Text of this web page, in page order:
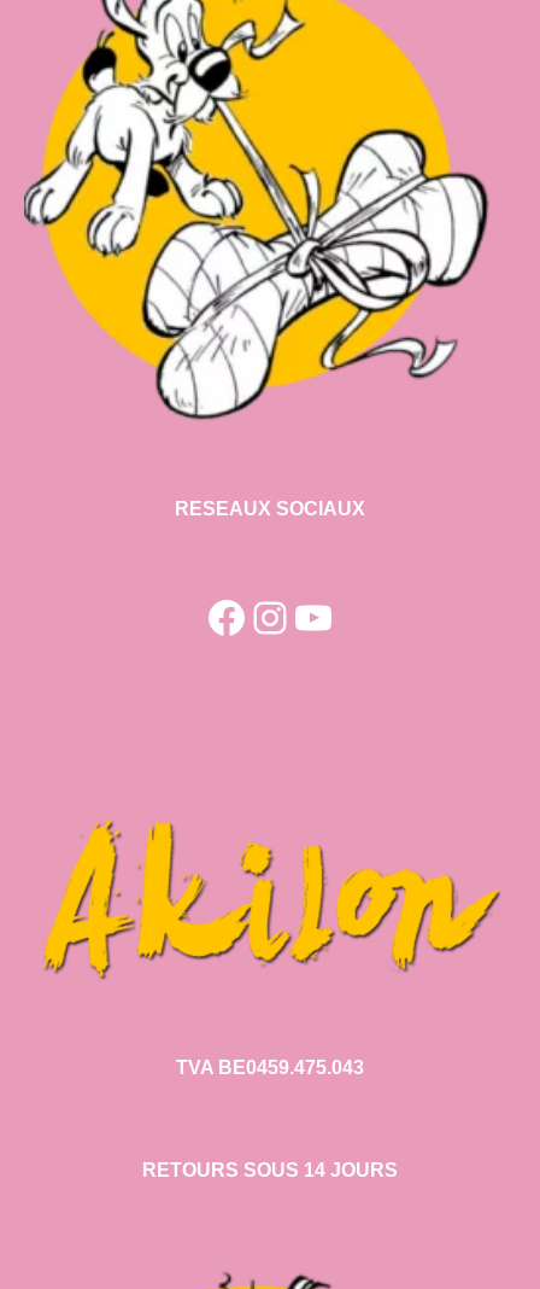
RESEAUX SOCIAUX
Facebook
Instagram
YouTube
TVA BE0459.475.043
RETOURS SOUS 14 JOURS